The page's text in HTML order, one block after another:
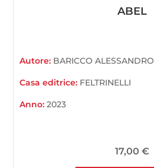
ABEL
Autore: BARICCO ALESSANDRO
Casa editrice: FELTRINELLI
Anno:2023
17,00 €